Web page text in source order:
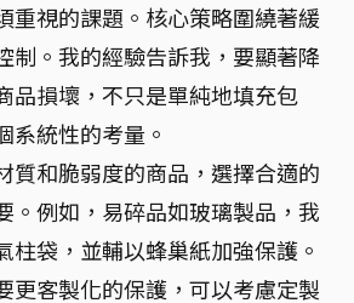
重視的課題。核心策略圍繞著緩
制。我的經驗告訴我，要顯著降
品損壞，不只是單純地填充包
系統性的考量。
質和脆弱度的商品，選擇合適的
。例如，易碎品如玻璃製品，我
柱袋，並輔以蜂巢紙加強保護。
更客製化的保護，可以考慮定製